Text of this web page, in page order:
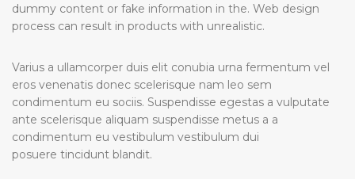
dummy content or fake information in the. Web design
process can result in products with unrealistic.
Varius a ullamcorper duis elit conubia urna fermentum vel
eros venenatis donec scelerisque nam leo sem
condimentum eu sociis. Suspendisse egestas a vulputate
ante scelerisque aliquam suspendisse metus a a
condimentum eu vestibulum vestibulum dui
posuere tincidunt blandit.